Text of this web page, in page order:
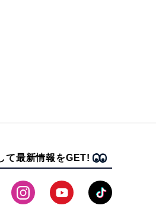
て最新情報をGET!